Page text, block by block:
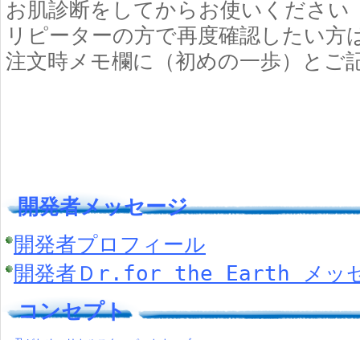
お肌診断をしてからお使いください
リピーターの方で再度確認したい方
注文時メモ欄に（初めの一歩）とご
開発者メッセージ
開発者プロフィール
開発者Ｄr.for the Earth メッ
コンセプト